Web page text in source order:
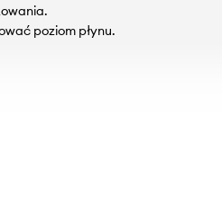
poziom płynu.